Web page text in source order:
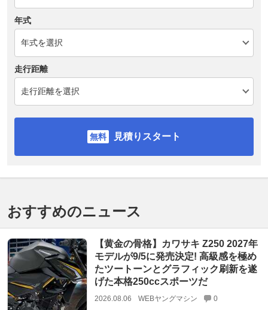
年式
走行距離
見積りスタート
おすすめのニュース
【黄金の骨格】カワサキ Z250 2027年
モデルが9/5に発売決定! 高級感を極め
たツートーンとグラフィック刷新を遂
げた本格250ccスポーツだ
2026.08.06 WEBヤングマシン 0